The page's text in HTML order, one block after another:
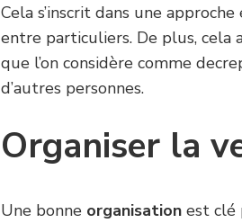
Cela s’inscrit dans une
entre particuliers. De plus, cela
que l’on considère comme
d’autres personnes.
Organiser la
Une bonne organisation est clé